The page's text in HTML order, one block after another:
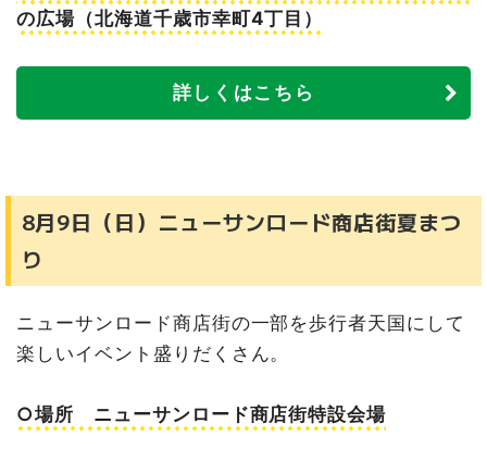
の広場（北海道千歳市幸町4丁目）
詳しくはこちら
8月9日（日）ニューサンロード商店街夏まつ
り
ニューサンロード商店街の一部を歩行者天国にして
楽しいイベント盛りだくさん。
○場所 ニューサンロード商店街特設会場